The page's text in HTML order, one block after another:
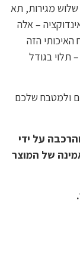
שלוש מגירות, תא
– אלה
הזה
תלוי בגודל
ולמטבח שלכם
על ידי
של המוצר